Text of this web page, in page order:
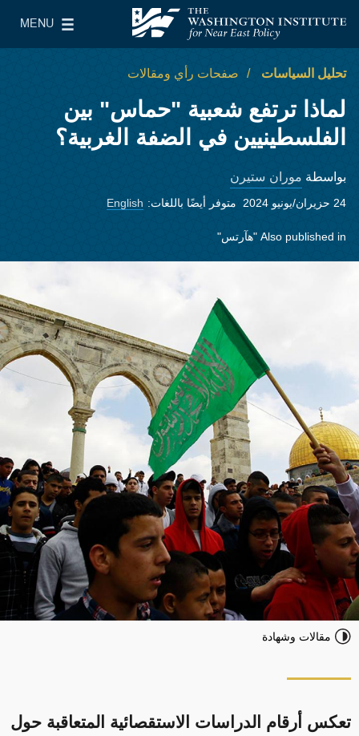
معهد واشنطن لسياسات الشرق الأدنى
MENU
Main Menu
تحليل السياسات صفحات رأي ومقالات
لماذا ترتفع شعبية "حماس" بين
الفلسطينيين في الضفة الغربية؟
بواسطة موران ستيرن
24 حزيران/يونيو 2024 متوفر أيضًا باللغات: English
Also published in "هآرتس"
مقالات وشهادة
تعكس أرقام الدراسات الاستقصائية المتعاقبة حول